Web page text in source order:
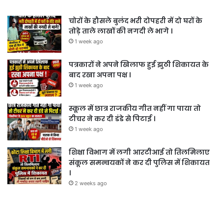
चोरों के हौसले बुलंद भरी दोपहरी में दो घरों के
तोड़े ताले लाखों की नगदी ले भागे ।
1 week ago
पत्रकारों ने अपने खिलाफ हुई झुठी शिकायत के
बाद रखा अपना पक्ष ।
1 week ago
स्कूल में छात्र राजकीय गीत नहीं गा पाया तो
टीचर ने कर दी डंडे से पिटाई ।
1 week ago
शिक्षा विभाग में लगी आरटीआई तो तिलमिलाए
संकूल समन्वयकों ने कर दी पुलिस में शिकायत
।
2 weeks ago